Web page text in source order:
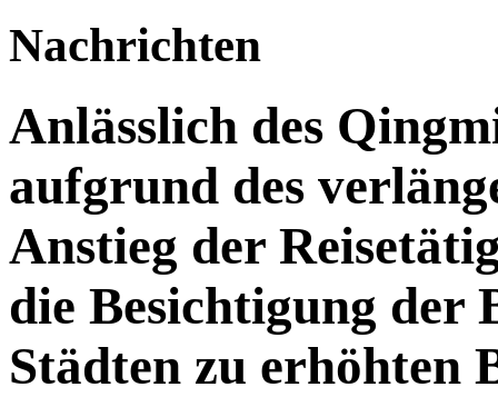
Nachrichten
Anlässlich des
aufgrund des
Anstieg der
die Besichtigung der
Städten zu erhöhten